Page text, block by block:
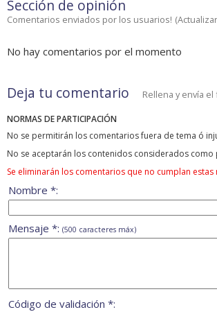
Sección de opinión
Comentarios enviados por los usuarios! (Actualizar
No hay comentarios por el momento
Deja tu comentario Rellena y envía
NORMAS DE PARTICIPACIÓN
No se permitirán los comentarios fuera de tema ó
No se aceptarán los contenidos considerados
Se eliminarán los comentarios que no cumplan estas
Nombre *:
Mensaje *: (500 caracteres máx)
Código de validación *: